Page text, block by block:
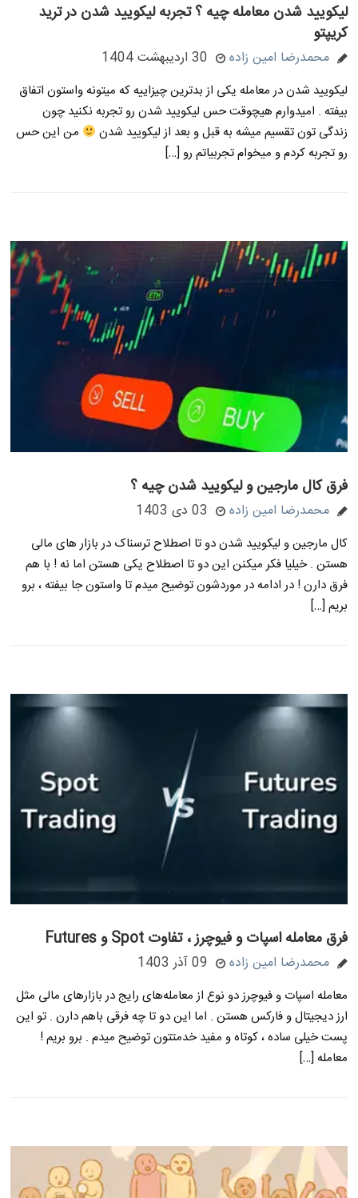
لیکویید شدن معامله چیه ؟ تجربه لیکویید شدن در ترید
کریپتو
محمدرضا امین زاده 30 اردیبهشت 1404
لیکویید شدن در معامله یکی از بدترین چیزاییه که میتونه واستون اتفاق
بیفته . امیدوارم هیچوقت حس لیکویید شدن رو تجربه نکنید چون
زندگی تون تقسیم میشه به قبل و بعد از لیکویید شدن
من این حس
رو تجربه کردم و میخوام تجربیاتم رو […]
فرق کال مارجین و لیکویید شدن چیه ؟
محمدرضا امین زاده 03 دی 1403
کال مارجین و لیکویید شدن دو تا اصطلاح ترسناک در بازار های مالی
هستن . خیلیا فکر میکنن این دو تا اصطلاح یکی هستن اما نه ! با هم
فرق دارن ! در ادامه در موردشون توضیح میدم تا واستون جا بیفته ، برو
بریم […]
فرق معامله اسپات و فیوچرز ، تفاوت Spot و Futures
محمدرضا امین زاده 09 آذر 1403
معامله اسپات و فیوچرز دو نوع از معامله‌های رایج در بازارهای مالی مثل
ارز دیجیتال و فارکس هستن . اما این دو تا چه فرقی باهم دارن . تو این
پست خیلی ساده ، کوتاه و مفید خدمتتون توضیح میدم . برو بریم !
معامله […]